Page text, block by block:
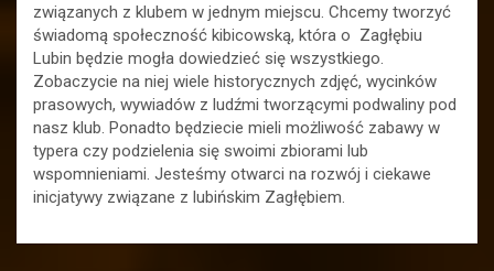
związanych z klubem w jednym miejscu. Chcemy tworzyć
świadomą społeczność kibicowską, która o Zagłębiu
Lubin będzie mogła dowiedzieć się wszystkiego.
Zobaczycie na niej wiele historycznych zdjęć, wycinków
prasowych, wywiadów z ludźmi tworzącymi podwaliny pod
nasz klub. Ponadto będziecie mieli możliwość zabawy w
typera czy podzielenia się swoimi zbiorami lub
wspomnieniami. Jesteśmy otwarci na rozwój i ciekawe
inicjatywy związane z lubińskim Zagłębiem.